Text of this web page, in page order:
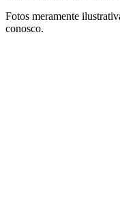
Fotos meramente
conosco.